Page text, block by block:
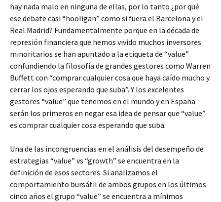
hay nada malo en ninguna de ellas, por lo tanto ¿por qué
ese debate casi “hooligan” como si fuera el Barcelona y el
Real Madrid? Fundamentalmente porque en la década de
represión financiera que hemos vivido muchos inversores
minoritarios se han apuntado a la etiqueta de “value”
confundiendo la filosofía de grandes gestores como Warren
Buffett con “comprar cualquier cosa que haya caído mucho y
cerrar los ojos esperando que suba”. Y los excelentes
gestores “value” que tenemos en el mundo y en España
serán los primeros en negar esa idea de pensar que “value”
es comprar cualquier cosa esperando que suba.
Una de las incongruencias en el análisis del desempeño de
estrategias “value” vs “growth” se encuentra en la
definición de esos sectores. Si analizamos el
comportamiento bursátil de ambos grupos en los últimos
cinco años el grupo “value” se encuentra a mínimos